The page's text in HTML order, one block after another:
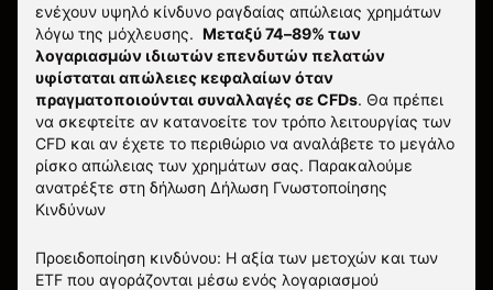
ενέχουν υψηλό κίνδυνο ραγδαίας απώλειας χρημάτων
λόγω της μόχλευσης. Μεταξύ 74–89% των
λογαριασμών ιδιωτών επενδυτών πελατών
υφίσταται απώλειες κεφαλαίων όταν
πραγματοποιούνται συναλλαγές σε CFDs. Θα πρέπει
να σκεφτείτε αν κατανοείτε τον τρόπο λειτουργίας των
CFD και αν έχετε το περιθώριο να αναλάβετε το μεγάλο
ρίσκο απώλειας των χρημάτων σας. Παρακαλούμε
ανατρέξτε στη δήλωση Δήλωση Γνωστοποίησης
Κινδύνων
Προειδοποίηση κινδύνου: Η αξία των μετοχών και των
ETF που αγοράζονται μέσω ενός λογαριασμού